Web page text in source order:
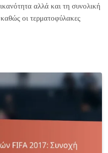
αλλά και τη συνολική
οι τερματοφύλακες